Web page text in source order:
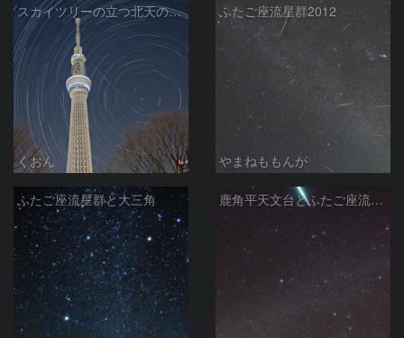
スカイツリーの立つ北天のふたご座流星群
くおん
ふたご座流星群2012
やまねももんが
ふたご座流星群と大三角 鹿角平天文台とふたご座流星群の大火球！